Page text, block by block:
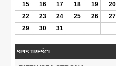
15
16 17 18 19 20
22
23 24 25 26 27
29
30 31
SPIS TREŚCI